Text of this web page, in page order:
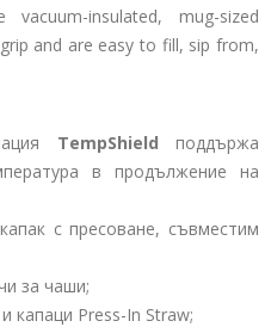
insulated, mug-sized
and are easy to fill, sip from,
TempShield поддържа
в продължение на
с пресоване, съвместим
за чаши;
капаци Press-In Straw;